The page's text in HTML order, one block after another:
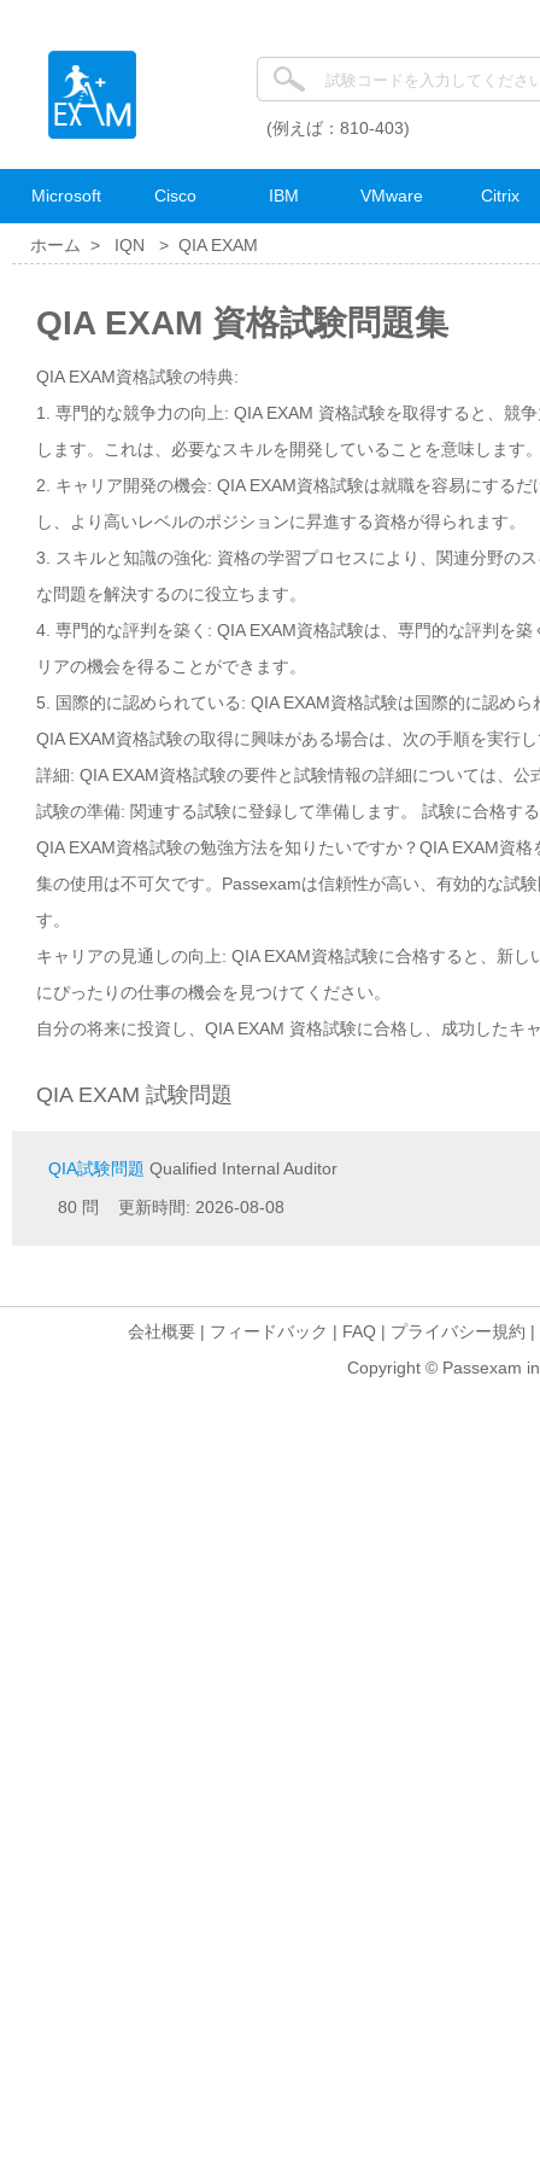
(例えば：810-403)
Microsoft Cisco IBM VMware Citrix
ホーム > IQN > QIA EXAM
QIA EXAM 資格試験問題集
QIA EXAM資格試験の特典:
1. 専門的な競争力の向上: QIA EXAM 資格試験を取得すると、競
します。これは、必要なスキルを開発していることを意味します
2. キャリア開発の機会: QIA EXAM資格試験は就職を容易にする
し、より高いレベルのポジションに昇進する資格が得られます。
3. スキルと知識の強化: 資格の学習プロセスにより、関連分野の
な問題を解決するのに役立ちます。
4. 専門的な評判を築く: QIA EXAM資格試験は、専門的な評判を
リアの機会を得ることができます。
5. 国際的に認められている: QIA EXAM資格試験は国際的に認め
QIA EXAM資格試験の取得に興味がある場合は、次の手順を実行
詳細: QIA EXAM資格試験の要件と試験情報の詳細については、
試験の準備: 関連する試験に登録して準備します。 試験に合格す
QIA EXAM資格試験の勉強方法を知りたいですか？QIA EXAM資
集の使用は不可欠です。Passexamは信頼性が高い、有効的な試
す。
キャリアの見通しの向上: QIA EXAM資格試験に合格すると、新
にぴったりの仕事の機会を見つけてください。
自分の将来に投資し、QIA EXAM 資格試験に合格し、成功したキ
QIA EXAM 試験問題
QIA試験問題 Qualified Internal Auditor
80 問 更新時間: 2026-08-08
会社概要 | フィードバック | FAQ | プライバシー規約 |
Copyright © Passexam